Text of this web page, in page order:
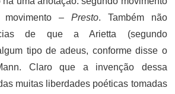
movimento – Presto. Também não
de que a Arietta (segundo
tipo de adeus, conforme disse o
Claro que a invenção dessa
muitas liberdades poéticas tomadas